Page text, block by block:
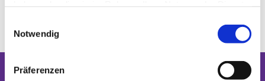
Notwendig
Präferenzen